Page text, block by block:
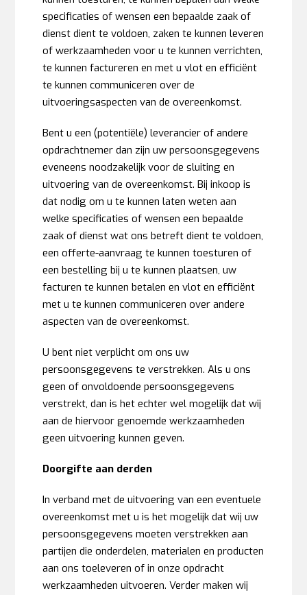
specificaties of wensen een bepaalde zaak of
dienst dient te voldoen, zaken te kunnen leveren
of werkzaamheden voor u te kunnen verrichten,
te kunnen factureren en met u vlot en efficiënt
te kunnen communiceren over de
uitvoeringsaspecten van de overeenkomst.
Bent u een (potentiële) leverancier of andere
opdrachtnemer dan zijn uw persoonsgegevens
eveneens noodzakelijk voor de sluiting en
uitvoering van de overeenkomst. Bij inkoop is
dat nodig om u te kunnen laten weten aan
welke specificaties of wensen een bepaalde
zaak of dienst wat ons betreft dient te voldoen,
een offerte-aanvraag te kunnen toesturen of
een bestelling bij u te kunnen plaatsen, uw
facturen te kunnen betalen en vlot en efficiënt
met u te kunnen communiceren over andere
aspecten van de overeenkomst.
U bent niet verplicht om ons uw
persoonsgegevens te verstrekken. Als u ons
geen of onvoldoende persoonsgegevens
verstrekt, dan is het echter wel mogelijk dat wij
aan de hiervoor genoemde werkzaamheden
geen uitvoering kunnen geven.
Doorgifte aan derden
In verband met de uitvoering van een eventuele
overeenkomst met u is het mogelijk dat wij uw
persoonsgegevens moeten verstrekken aan
partijen die onderdelen, materialen en producten
aan ons toeleveren of in onze opdracht
werkzaamheden uitvoeren. Verder maken wij